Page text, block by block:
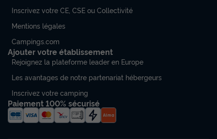
Inscrivez votre CE, CSE ou Collectivité
Mentions légales
Campings.com
Ajouter votre établissement
Rejoignez la plateforme leader en Europe
Les avantages de notre partenariat hébergeurs
Inscrivez votre camping
Paiement 100% sécurisé